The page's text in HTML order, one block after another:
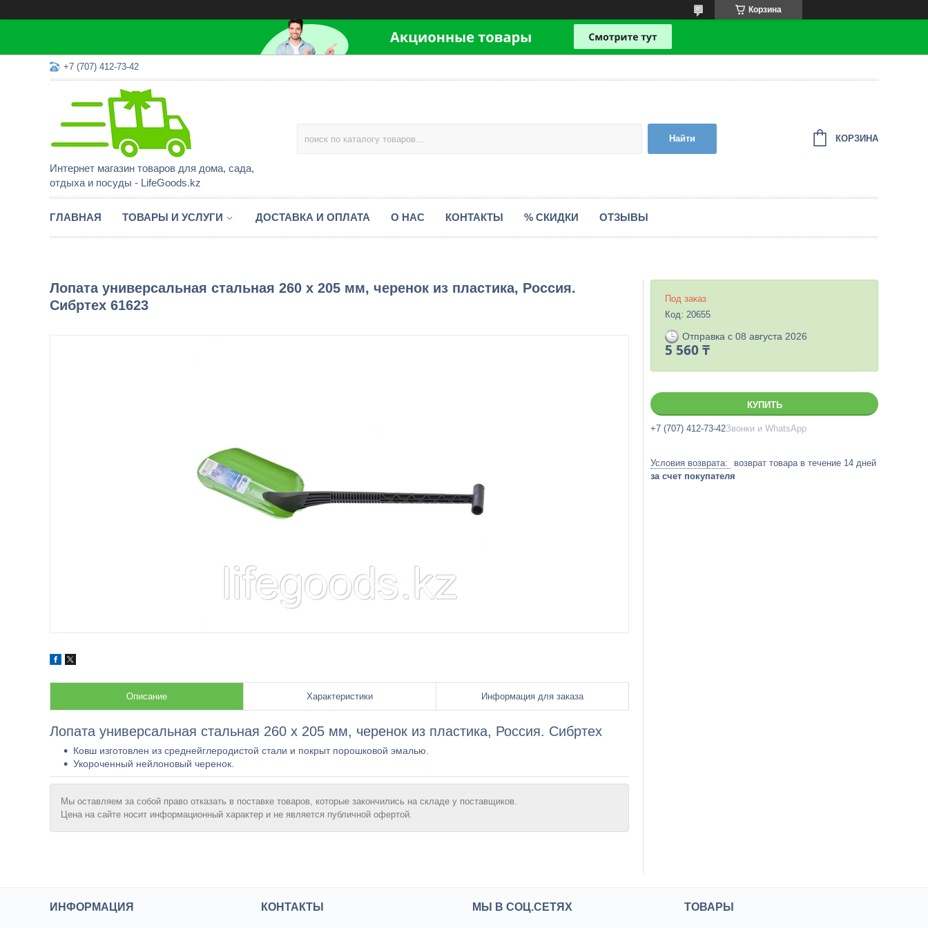
Корзина
+7 (707) 412-73-42
Интернет магазин товаров для дома, сада,
отдыха и посуды - LifeGoods.kz
Найти КОРЗИНА
ГЛАВНАЯ ТОВАРЫ И УСЛУГИ ДОСТАВКА И ОПЛАТА О НАС КОНТАКТЫ % СКИДКИ ОТЗЫВЫ
Лопата универсальная стальная 260 x 205 мм, черенок из пластика, Россия.
Сибртеx 61623
Описание Характеристики Информация для заказа
Лопата универсальная стальная 260 x 205 мм, черенок из пластика, Россия. Сибртеx
Ковш изготовлен из среднейглеродистой стали и покрыт порошковой эмалью.
Укороченный нейлоновый черенок.
Мы оставляем за собой право отказать в поставке товаров, которые закончились на складе у поставщиков.
Цена на сайте носит информационный характер и не является публичной офертой.
Под заказ
Код: 20655
Отправка с 08 августа 2026
5 560 ₸
КУПИТЬ
+7 (707) 412-73-42Звонки и WhatsApp
возврат товара в течение 14 дней
за счет покупателя
ИНФОРМАЦИЯ КОНТАКТЫ МЫ В СОЦ.СЕТЯХ ТОВАРЫ